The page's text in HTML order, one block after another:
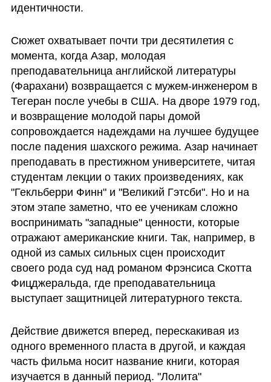
идентичности.
Сюжет охватывает почти три десятилетия с
момента, когда Азар, молодая
преподавательница английской литературы
(Фарахани) возвращается с мужем-инженером в
Тегеран после учебы в США. На дворе 1979 год,
и возвращение молодой пары домой
сопровождается надеждами на лучшее будущее
после падения шахского режима. Азар начинает
преподавать в престижном университете, читая
студентам лекции о таких произведениях, как
"Гекльберри Финн" и "Великий Гэтсби". Но и на
этом этапе заметно, что ее ученикам сложно
воспринимать "западные" ценности, которые
отражают американские книги. Так, например, в
одной из самых сильных сцен происходит
своего рода суд над романом Фрэнсиса Скотта
Фицджеральда, где преподавательница
выступает защитницей литературного текста.
Действие движется вперед, перескакивая из
одного временного пласта в другой, и каждая
часть фильма носит название книги, которая
изучается в данный период. "Лолита"